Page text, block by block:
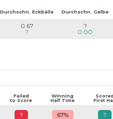
Durchschn. Eckbälle Durchschn. Gelbe
0.67
?
?
0.00
Failed
to Score
Winning
Half Time
Scored
First
? 67% ?